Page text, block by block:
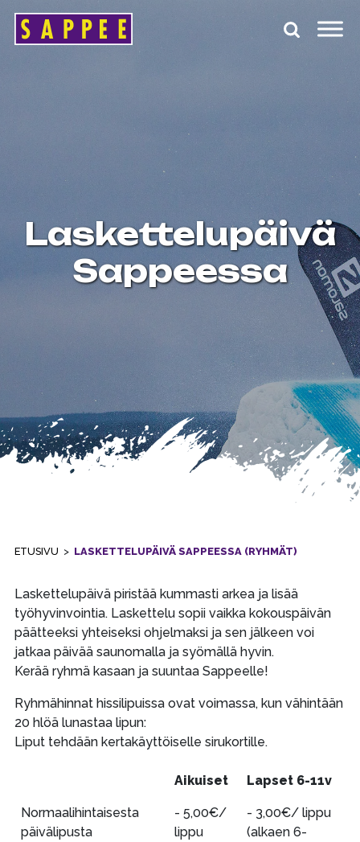
Päävalikko
Laskettelupäivä
Sappeessa
ETUSIVU > LASKETTELUPÄIVÄ SAPPEESSA (RYHMÄT)
Laskettelupäivä piristää kummasti arkea ja lisää
työhyvinvointia. Laskettelu sopii vaikka kokouspäivän
päätteeksi yhteiseksi ohjelmaksi ja sen jälkeen voi
jatkaa päivää saunomalla ja syömällä hyvin.
Kerää ryhmä kasaan ja suuntaa Sappeelle!
Ryhmähinnat hissilipuissa ovat voimassa, kun vähintään
20 hlöä lunastaa lipun:
Liput tehdään kertakäyttöiselle sirukortille.
Aikuiset Lapset 6-11v
Normaalihintaisesta
päivälipusta
- 5,00€/
lippu
- 3,00€/ lippu
(alkaen 6-